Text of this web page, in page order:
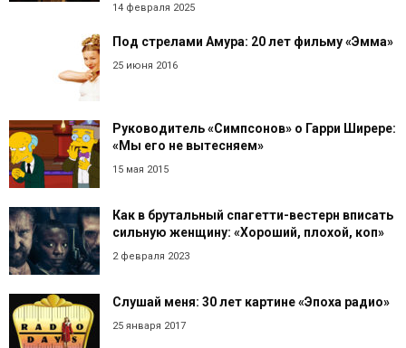
14 февраля 2025
Под стрелами Амура: 20 лет фильму «Эмма»
25 июня 2016
Руководитель «Симпсонов» о Гарри Ширере:
«Мы его не вытесняем»
15 мая 2015
Как в брутальный спагетти-вестерн вписать
сильную женщину: «Хороший, плохой, коп»
2 февраля 2023
Слушай меня: 30 лет картине «Эпоха радио»
25 января 2017